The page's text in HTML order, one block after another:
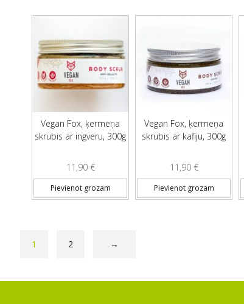
Vegan Fox, ķermeņa
skrubis ar ingveru, 300g
11,90 €
Pievienot grozam
Vegan Fox, ķermeņa
skrubis ar kafiju, 300g
11,90 €
Pievienot grozam
1 2 →